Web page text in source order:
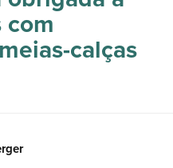
com
calças